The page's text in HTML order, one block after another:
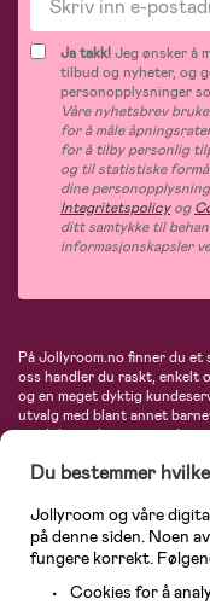
Ja takk!Jeg ønsker å
tilbud og nyheter, og
personopplysninger
Våre nyhetsbrev
for å måle
for å tilby personlig
og til statistiske
dine
Integritetspolicyog
ditt samtykke til
informasjonskapsler
På Jollyroom.no finner du
oss handler du raskt, enkelt
og en meget dyktig
utvalg med blant annet
produkter til mor, mengder
Maxi-Cosi, Baby Jogger,
største nettbutikk for barn
Du bestemmer
Jollyroom og våre
på denne siden. Noen
fungere korrekt.
Cookies for å